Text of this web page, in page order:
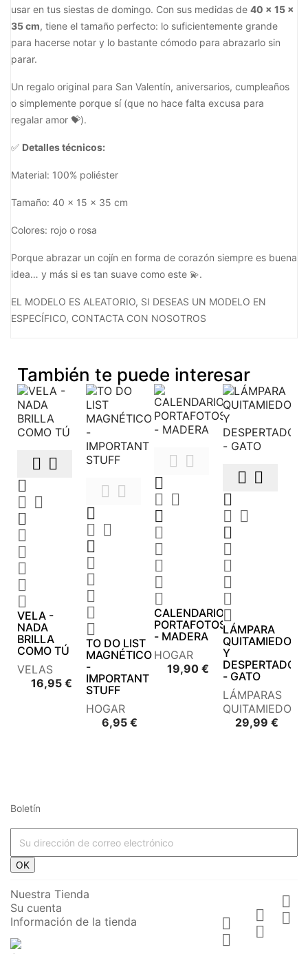
usar en tus siestas de domingo. Con sus medidas de 40 x 15 x
35 cm, tiene el tamaño perfecto: lo suficientemente grande
para hacerse notar y lo bastante cómodo para abrazarlo sin
parar.
Un regalo original para San Valentín, aniversarios, cumpleaños
o simplemente porque sí (que no hace falta excusa para
regalar amor 💝).
✅ Detalles técnicos:
Material: 100% poliéster
Tamaño: 40 x 15 x 35 cm
Colores: rojo o rosa
Porque abrazar un cojín en forma de corazón siempre es buena
idea… y más si es tan suave como este 💫.
EL MODELO ES ALEATORIO, SI DESEAS UN MODELO EN
ESPECÍFICO, CONTACTA CON NOSOTROS
También te puede interesar
 

 






VELA -
NADA
BRILLA
COMO TÚ
VELAS
16,95 €Precio
 

 






TO DO LIST
MAGNÉTICO
-
IMPORTANT
STUFF
HOGAR
6,95 €
 

 






CALENDARIO
PORTAFOTOS
- MADERA
HOGAR
19,90 € Precio
 

 






LÁMPARA
QUITAMIEDOS
Y
DESPERTADOR
- GATO
LÁMPARAS
QUITAMIEDOS
29,99 €

 






 



 
 


Boletín
OK
Nuestra Tienda


Su cuenta


Información de la tienda

